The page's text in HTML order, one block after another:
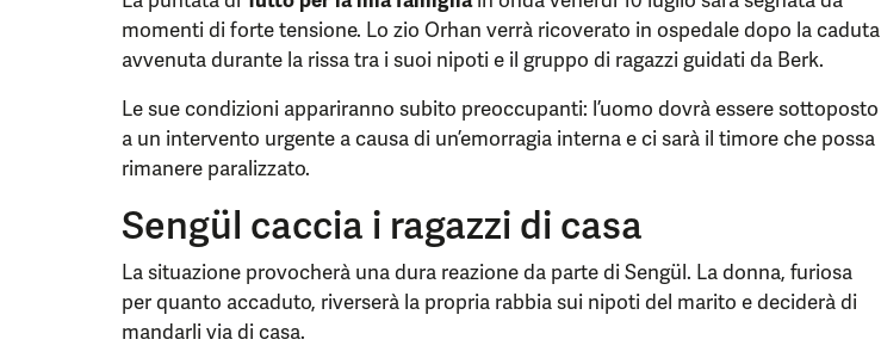
momenti di forte tensione. Lo zio Orhan verrà ricoverato in ospedale dopo la caduta
avvenuta durante la rissa tra i suoi nipoti e il gruppo di ragazzi guidati da Berk.
Le sue condizioni appariranno subito preoccupanti: l’uomo dovrà essere sottoposto
a un intervento urgente a causa di un’emorragia interna e ci sarà il timore che possa
rimanere paralizzato.
Sengül caccia i ragazzi di casa
La situazione provocherà una dura reazione da parte di Sengül. La donna, furiosa
per quanto accaduto, riverserà la propria rabbia sui nipoti del marito e deciderà di
mandarli via di casa.